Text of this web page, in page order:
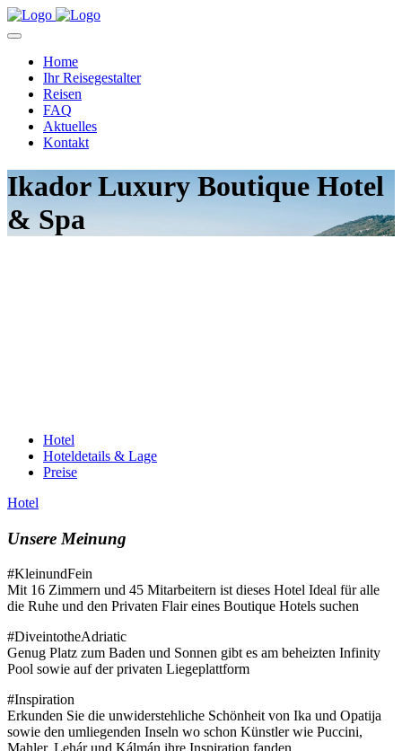
Home
Ihr Reisegestalter
Reisen
FAQ
Aktuelles
Kontakt
Ikador Luxury Boutique Hotel
& Spa
Hotel
Hoteldetails & Lage
Preise
Hotel
Unsere Meinung
#KleinundFein
Mit 16 Zimmern und 45 Mitarbeitern ist dieses Hotel Ideal für alle
die Ruhe und den Privaten Flair eines Boutique Hotels suchen
#DiveintotheAdriatic
Genug Platz zum Baden und Sonnen gibt es am beheizten Infinity
Pool sowie auf der privaten Liegeplattform
#Inspiration
Erkunden Sie die unwiderstehliche Schönheit von Ika und Opatija
sowie den umliegenden Inseln wo schon Künstler wie Puccini,
Mahler, Lehár und Kálmán ihre Inspiration fanden